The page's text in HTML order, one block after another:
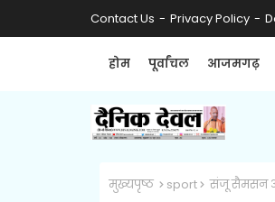
Contact Us Privacy Policy
होम पूर्वांचल आजमगढ़
मुख्यपृष्ठ sport संजू सैमसन